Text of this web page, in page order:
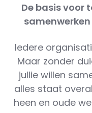
De basis
Iedere
Maar zonder
jullie willen
alles staat
heen en oude